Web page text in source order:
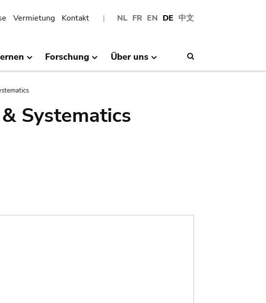
NL FR EN DE 中文
Vermietung Kontakt
Forschung Über uns
Systematics